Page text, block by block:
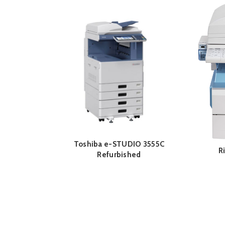
Toshiba e-STUDIO 3555C
Refurbished